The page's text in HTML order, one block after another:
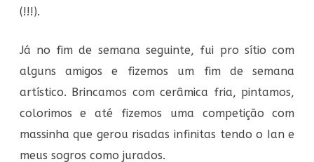
(!!!).
Já no fim de semana seguinte, fui pro sítio com
alguns amigos e fizemos um fim de semana
artístico. Brincamos com cerâmica fria, pintamos,
colorimos e até fizemos uma competição com
massinha que gerou risadas infinitas tendo o Ian e
meus sogros como jurados.